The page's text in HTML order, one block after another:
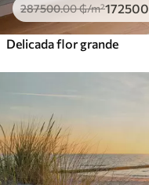
287500.00₲/m²172500
Delicada flor grande